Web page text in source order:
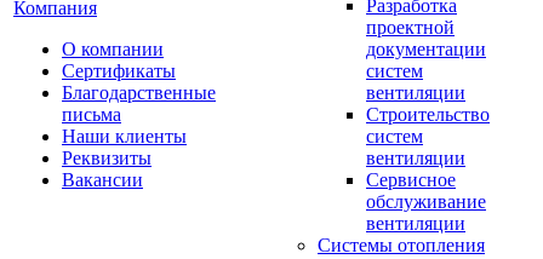
Компания
О компании
Сертификаты
Благодарственные
письма
Наши клиенты
Реквизиты
Вакансии
Разработка
проектной
документации
систем
вентиляции
Строительство
систем
вентиляции
Сервисное
обслуживание
вентиляции
Системы отопления